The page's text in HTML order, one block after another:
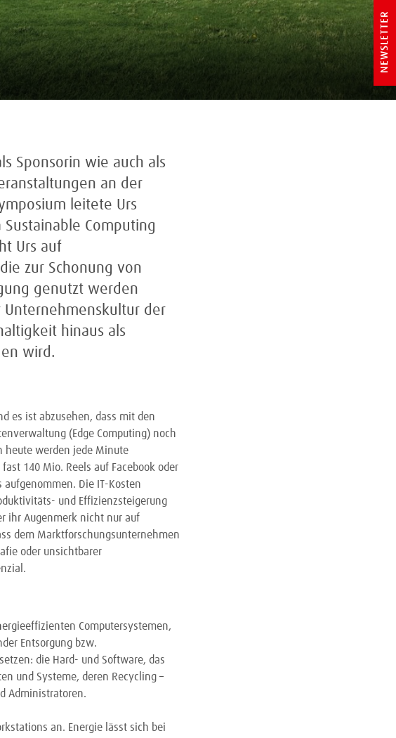
Sponsorin wie auch als
an der
leitete Urs
Sustainable Computing
Urs auf
zur Schonung von
genutzt werden
Unternehmenskultur der
hinaus als
wird.
es ist abzusehen, dass mit den
(Edge Computing) noch
heute werden jede Minute
140 Mio. Reels auf Facebook oder
Die IT-Kosten
und Effizienzsteigerung
ihr Augenmerk nicht nur auf
dem Marktforschungsunternehmen
oder unsichtbarer
Computersystemen,
Entsorgung bzw.
die Hard- und Software, das
und Systeme, deren Recycling –
Administratoren.
an. Energie lässt sich bei
NEWSLETTER